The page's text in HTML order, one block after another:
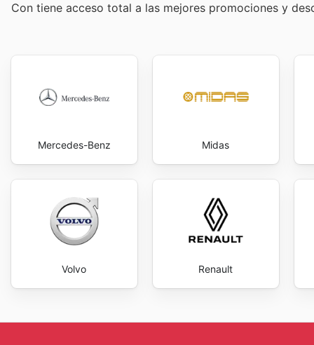
Con tiene acceso total a las mejores promociones y
Mercedes-Benz Midas
Volvo Renault